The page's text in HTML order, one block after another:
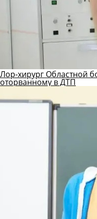
Лор-хирург Областной
оторванному в ДТП